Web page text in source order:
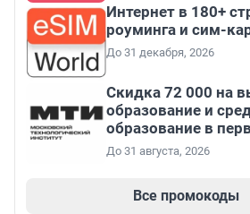
Интернет в 180+
роуминга и сим-
До 31 декабря, 2026
Скидка 72 000 на
образование и
образование в
До 31 августа, 2026
Все промокоды